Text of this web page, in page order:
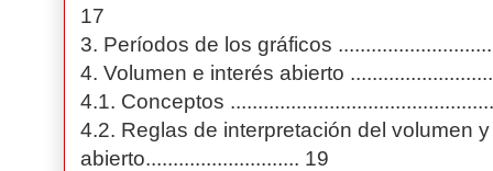
17
3. Períodos de los gráficos
4. Volumen e interés abierto
4.1. Conceptos
4.2. Reglas de interpretación del volumen
abierto............................ 19